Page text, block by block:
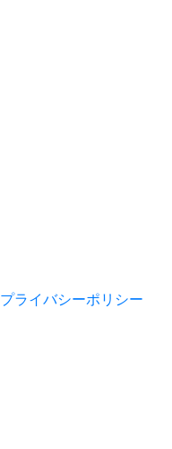
プライバシーポリシー